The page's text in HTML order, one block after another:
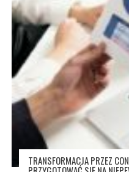
TRANSFORMACJA PRZEZ